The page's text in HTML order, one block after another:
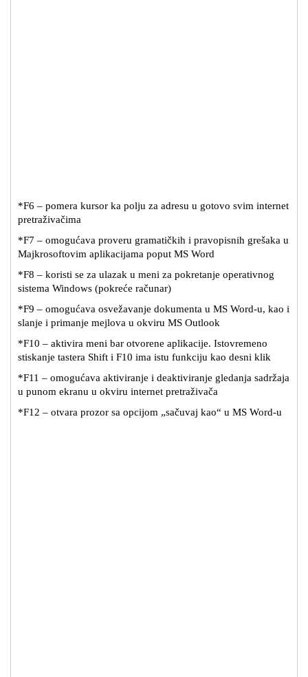
*F6 – pomera kursor ka polju za adresu u gotovo svim internet
pretraživačima
*F7 – omogućava proveru gramatičkih i pravopisnih grešaka u
Majkrosoftovim aplikacijama poput MS Word
*F8 – koristi se za ulazak u meni za pokretanje operativnog
sistema Windows (pokreće računar)
*F9 – omogućava osvežavanje dokumenta u MS Word-u, kao i
slanje i primanje mejlova u okviru MS Outlook
*F10 – aktivira meni bar otvorene aplikacije. Istovremeno
stiskanje tastera Shift i F10 ima istu funkciju kao desni klik
*F11 – omogućava aktiviranje i deaktiviranje gledanja sadržaja
u punom ekranu u okviru internet pretraživača
*F12 – otvara prozor sa opcijom „sačuvaj kao“ u MS Word-u